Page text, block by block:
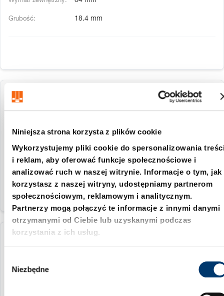
Niniejsza strona korzysta z plików cookie
Wykorzystujemy pliki cookie do spersonalizowania
i reklam, aby oferować funkcje społecznościowe i
analizować ruch w naszej witrynie. Informacje o tym, jak
korzystasz z naszej witryny, udostępniamy partnerom
społecznościowym, reklamowym i analitycznym.
Partnerzy mogą połączyć te informacje z innymi danymi
otrzymanymi od Ciebie lub uzyskanymi podczas
korzystania z ich usług.
Niezbędne
18.4 mm
19.5 mm